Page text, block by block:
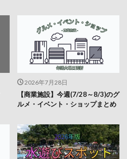
2026年7月28日
【商業施設】今週(7/28～8/3)のグ
ルメ・イベント・ショップまとめ